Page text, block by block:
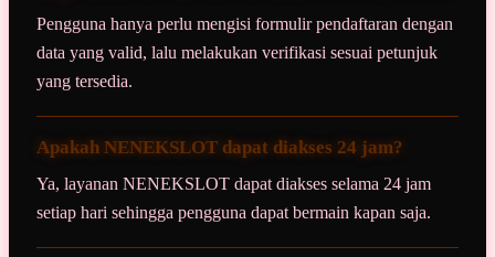
Pengguna hanya perlu mengisi formulir pendaftaran dengan
data yang valid, lalu melakukan verifikasi sesuai petunjuk
yang tersedia.
Apakah NENEKSLOT dapat diakses 24 jam?
Ya, layanan NENEKSLOT dapat diakses selama 24 jam
setiap hari sehingga pengguna dapat bermain kapan saja.